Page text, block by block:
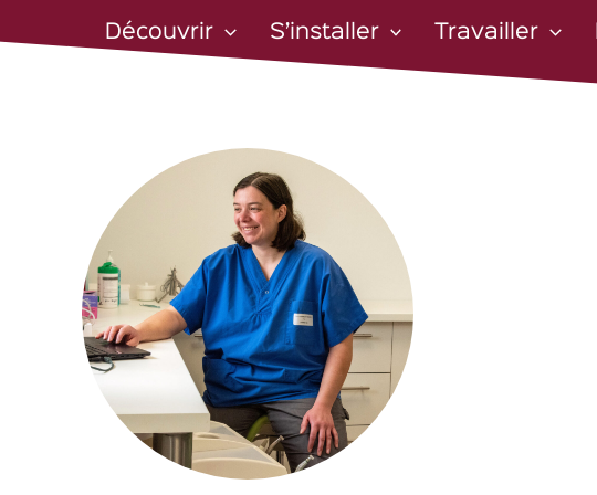
Découvrir S’installer Travailler